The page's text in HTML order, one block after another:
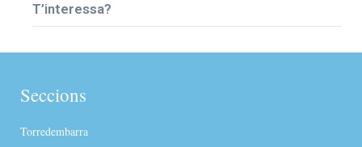
T’interessa?
Seccions
Torredembarra